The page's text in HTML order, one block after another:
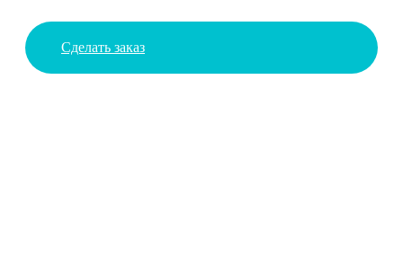
Сделать заказ